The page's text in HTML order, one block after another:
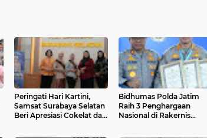
Peringati Hari Kartini,
Samsat Surabaya Selatan
Beri Apresiasi Cokelat dan
Bidhumas Polda Jatim
Raih 3 Penghargaan
Nasional di Rakernis